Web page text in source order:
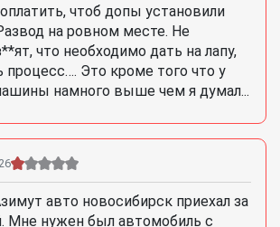
чтоб допы установили
на ровном месте. Не
что необходимо дать на лапу,
процесс…. Это кроме того что у
намного выше чем я думал...
авто новосибирск приехал за
Мне нужен был автомобиль с